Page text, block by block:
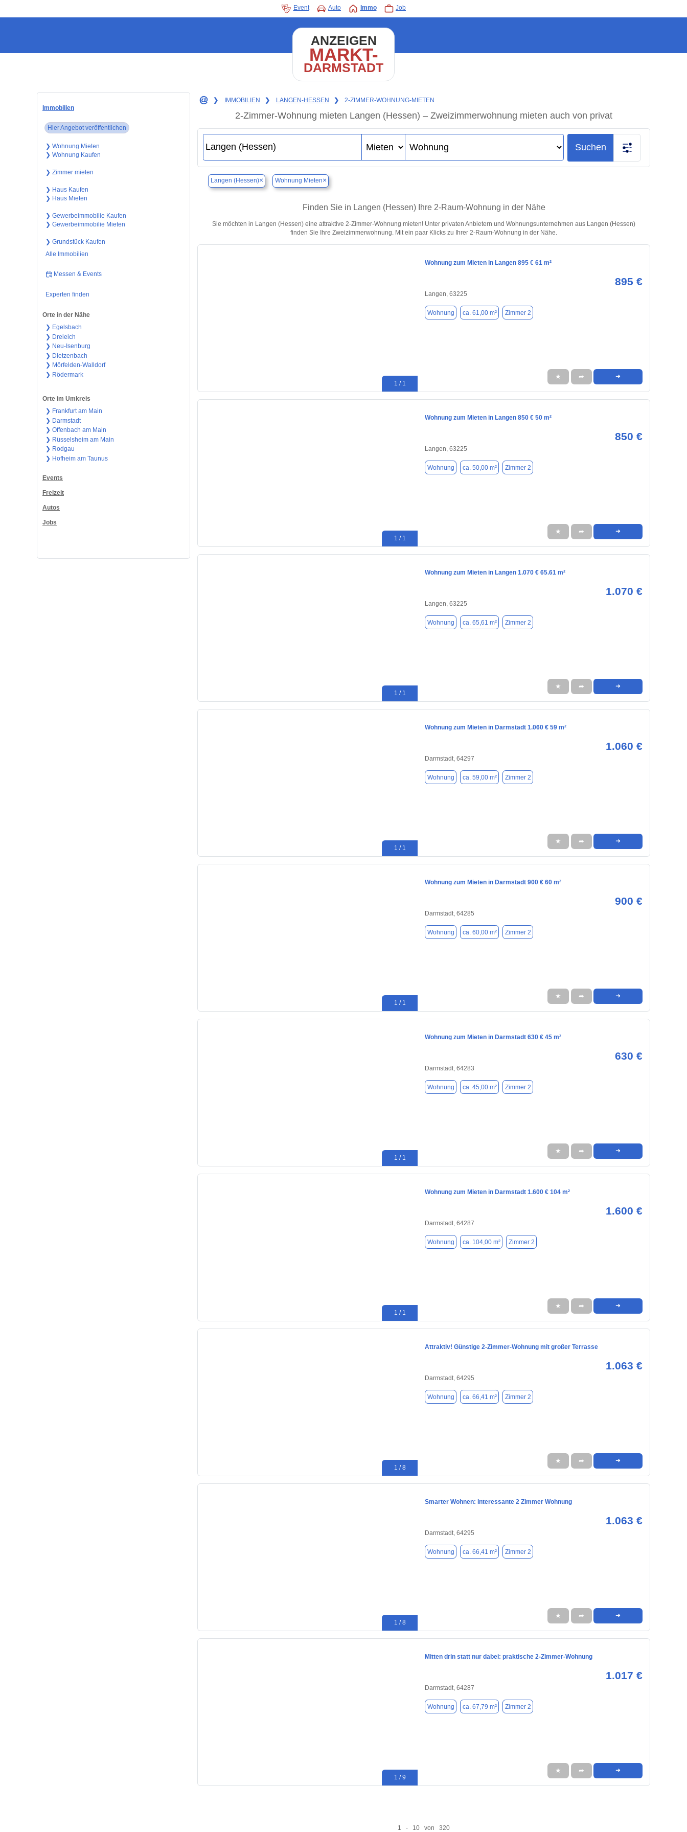
Event Auto Immo Job
ANZEIGEN
MARKT-
DARMSTADT
Immobilien
Hier Angebot veröffentlichen
❯ Wohnung Mieten
❯ Wohnung Kaufen
❯ Zimmer mieten
❯ Haus Kaufen
❯ Haus Mieten
❯ Gewerbeimmobilie Kaufen
❯ Gewerbeimmobilie Mieten
❯ Grundstück Kaufen
Alle Immobilien
Messen & Events
Experten finden
Orte in der Nähe
❯ Egelsbach
❯ Dreieich
❯ Neu-Isenburg
❯ Dietzenbach
❯ Mörfelden-Walldorf
❯ Rödermark
Orte im Umkreis
❯ Frankfurt am Main
❯ Darmstadt
❯ Offenbach am Main
❯ Rüsselsheim am Main
❯ Rodgau
❯ Hofheim am Taunus
Events
Freizeit
Autos
Jobs
❯ IMMOBILIEN ❯ LANGEN-HESSEN ❯ 2-ZIMMER-WOHNUNG-MIETEN
2-Zimmer-Wohnung mieten Langen (Hessen) – Zweizimmerwohnung mieten auch von privat
Suchen
Langen (Hessen)× Wohnung Mieten×
Finden Sie in Langen (Hessen) Ihre 2-Raum-Wohnung in der Nähe
Sie möchten in Langen (Hessen) eine attraktive 2-Zimmer-Wohnung mieten! Unter privaten Anbietern und Wohnungsunternehmen aus Langen (Hessen)
finden Sie Ihre Zweizimmerwohnung. Mit ein paar Klicks zu Ihrer 2-Raum-Wohnung in der Nähe.
1 / 1
Wohnung zum Mieten in Langen 895 € 61 m²
895 €
Langen, 63225
Wohnung ca. 61,00 m² Zimmer 2
★ ➦ ➜
1 / 1
Wohnung zum Mieten in Langen 850 € 50 m²
850 €
Langen, 63225
Wohnung ca. 50,00 m² Zimmer 2
★ ➦ ➜
1 / 1
Wohnung zum Mieten in Langen 1.070 € 65.61 m²
1.070 €
Langen, 63225
Wohnung ca. 65,61 m² Zimmer 2
★ ➦ ➜
1 / 1
Wohnung zum Mieten in Darmstadt 1.060 € 59 m²
1.060 €
Darmstadt, 64297
Wohnung ca. 59,00 m² Zimmer 2
★ ➦ ➜
1 / 1
Wohnung zum Mieten in Darmstadt 900 € 60 m²
900 €
Darmstadt, 64285
Wohnung ca. 60,00 m² Zimmer 2
★ ➦ ➜
1 / 1
Wohnung zum Mieten in Darmstadt 630 € 45 m²
630 €
Darmstadt, 64283
Wohnung ca. 45,00 m² Zimmer 2
★ ➦ ➜
1 / 1
Wohnung zum Mieten in Darmstadt 1.600 € 104 m²
1.600 €
Darmstadt, 64287
Wohnung ca. 104,00 m² Zimmer 2
★ ➦ ➜
1 / 8
Attraktiv! Günstige 2-Zimmer-Wohnung mit großer Terrasse
1.063 €
Darmstadt, 64295
Wohnung ca. 66,41 m² Zimmer 2
★ ➦ ➜
1 / 8
Smarter Wohnen: interessante 2 Zimmer Wohnung
1.063 €
Darmstadt, 64295
Wohnung ca. 66,41 m² Zimmer 2
★ ➦ ➜
1 / 9
Mitten drin statt nur dabei: praktische 2-Zimmer-Wohnung
1.017 €
Darmstadt, 64287
Wohnung ca. 67,79 m² Zimmer 2
★ ➦ ➜
1 - 10 von 320